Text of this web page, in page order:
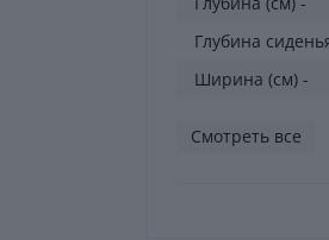
Глубина
Ширина (см) -
Смотреть все